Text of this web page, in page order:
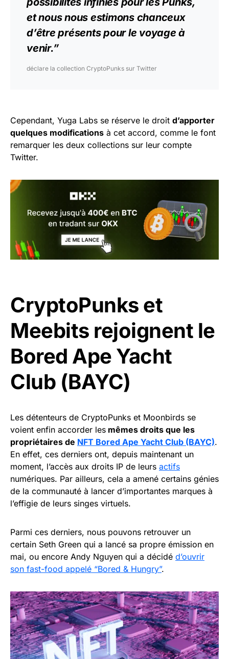
et nous nous estimons chanceux
d’être présents pour le voyage à
venir.”
déclare la collection CryptoPunks sur Twitter
Cependant, Yuga Labs se réserve le droit d’apporter
quelques modifications à cet accord, comme le font
remarquer les deux collections sur leur compte
Twitter.
CryptoPunks et
Meebits rejoignent le
Bored Ape Yacht
Club (BAYC)
Les détenteurs de CryptoPunks et Moonbirds se
voient enfin accorder les mêmes droits que les
propriétaires de NFT Bored Ape Yacht Club (BAYC).
En effet, ces derniers ont, depuis maintenant un
moment, l’accès aux droits IP de leurs actifs
numériques. Par ailleurs, cela a amené certains génies
de la communauté à lancer d’importantes marques à
l’effigie de leurs singes virtuels.
Parmi ces derniers, nous pouvons retrouver un
certain Seth Green qui a lancé sa propre émission en
mai, ou encore Andy Nguyen qui a décidé d’ouvrir
son fast-food appelé “Bored & Hungry”.